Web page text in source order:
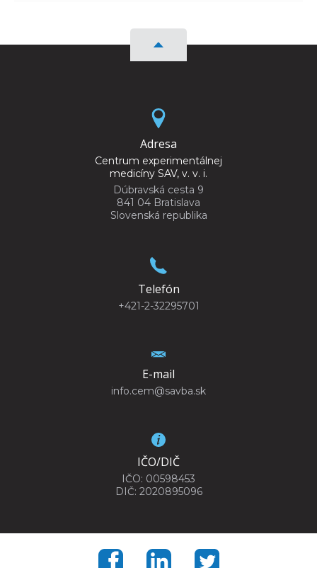
Adresa
Centrum experimentálnej
medicíny SAV, v. v. i.
Dúbravská cesta 9
841 04 Bratislava
Slovenská republika
Telefón
+421-2-32295701
E-mail
info.cem@savba.sk
IČO/DIČ
IČO: 00598453
DIČ: 2020895096